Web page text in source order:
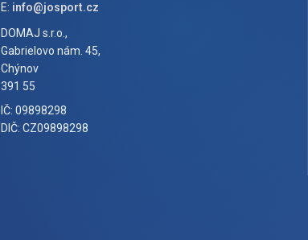
E: info@josport.cz
DOMAJ s.r.o.,
Gabrielovo nám. 45,
Chýnov
391 55
IČ: 09898298
DIČ: CZ09898298